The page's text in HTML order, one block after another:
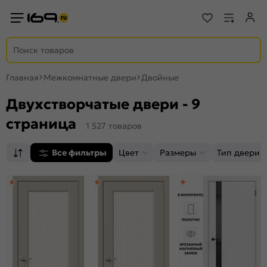
Главная Межкомнатные двери Двойные
Двухстворчатые двери - 9
страница
1 527 товаров
Все фильтры Цвет Размеры Тип двери